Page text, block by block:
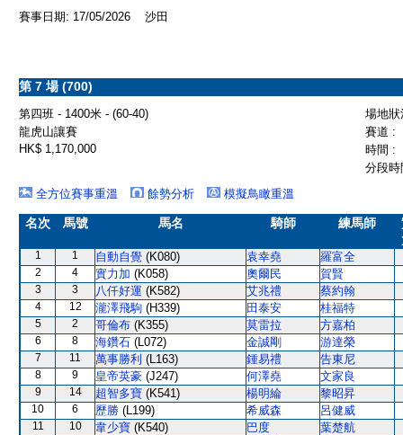
賽事日期: 17/05/2026 沙田
第 7 場 (700)
第四班 - 1400米 - (60-40)
場地
龍虎山讓賽
賽道 :
HK$ 1,170,000
時間 :
分段
全方位賽事重溫
餘勢分析 模擬鳥瞰重溫
名次 馬號 馬名 騎師 練馬師
1 1 自動自覺 (K080) 袁幸堯 羅富全
2 4 實力加 (K058) 奧爾民 賀賢
3 3 八仟好運 (K582) 艾兆禮 蔡約翰
4 12 瀧澤飛駒 (H339) 田泰安 桂福特
5 2 哥倫布 (K355) 莫雷拉 方嘉柏
6 8 海鑽石 (L072) 金誠剛 游達榮
7 11 萬事勝利 (L163) 鍾易禮 告東尼
8 9 皇帝英豪 (J247) 何澤堯 文家良
9 14 超智多寶 (K541) 楊明綸 黎昭昇
10 6 歷勝 (L199) 希威森 呂健威
11 10 韋少寶 (K540) 巴度 葉楚航